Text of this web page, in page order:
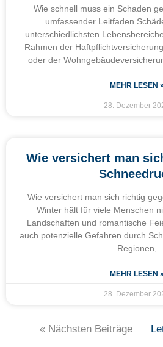
Wie schnell muss ein Schaden
umfassender Leitfaden
unterschiedlichsten
Rahmen der
oder der
MEHR LESEN »
28. Dezember
Wie versichert man
Wie versichert man sich richtig
Winter hält für viele Menschen
Landschaften und romantische
auch potenzielle Gefahren durch
Regionen,
MEHR LESEN »
28. Dezember
« Nächsten Beiträge